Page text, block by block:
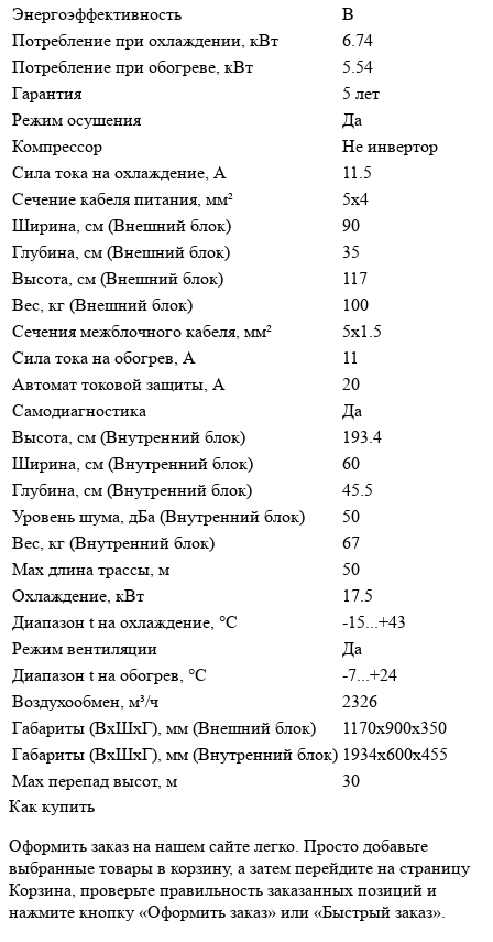
Энергоэффективность
B
Потребление при охлаждении, кВт
6.74
Потребление при обогреве, кВт
5.54
Гарантия
5 лет
Режим осушения
Да
Компрессор
Не инвертор
Сила тока на охлаждение, А
11.5
Сечение кабеля питания, мм²
5x4
Ширина, см (Внешний блок)
90
Глубина, см (Внешний блок)
35
Высота, см (Внешний блок)
117
Вес, кг (Внешний блок)
100
Сечения межблочного кабеля, мм²
5x1.5
Сила тока на обогрев, А
11
Автомат токовой защиты, А
20
Самодиагностика
Да
Высота, см (Внутренний блок)
193.4
Ширина, см (Внутренний блок)
60
Глубина, см (Внутренний блок)
45.5
Уровень шума, дБа (Внутренний блок)
50
Вес, кг (Внутренний блок)
67
Max длина трассы, м
50
Охлаждение, кВт
17.5
Диапазон t на охлаждение, °С
-15...+43
Режим вентиляции
Да
Диапазон t на обогрев, °С
-7...+24
Воздухообмен, м³/ч
2326
Габариты (ВхШхГ), мм (Внешний блок)
1170x900x350
Габариты (ВхШхГ), мм (Внутренний блок) 1934x600x455
Max перепад высот, м
30
Как купить
Оформить заказ на нашем сайте легко. Просто добавьте
выбранные товары в корзину, а затем перейдите на страницу
Корзина, проверьте правильность заказанных позиций и
нажмите кнопку «Оформить заказ» или «Быстрый заказ».